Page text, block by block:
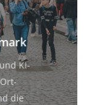
KI-
die